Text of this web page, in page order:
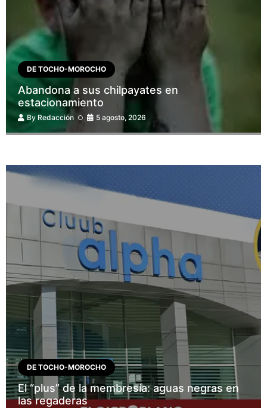
DE TOCHO-MOROCHO
Abandona a sus chilpayates en
estacionamiento
By Redacción 5 agosto, 2026
DE TOCHO-MOROCHO
El “plus” de la membresía: aguas negras en
las regaderas